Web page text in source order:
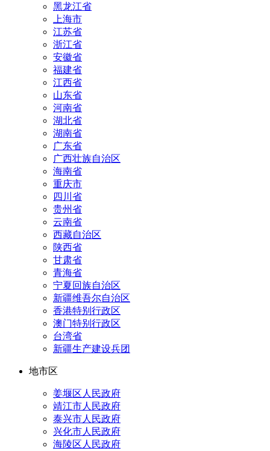
黑龙江省
上海市
江苏省
浙江省
安徽省
福建省
江西省
山东省
河南省
湖北省
湖南省
广东省
广西壮族自治区
海南省
重庆市
四川省
贵州省
云南省
西藏自治区
陕西省
甘肃省
青海省
宁夏回族自治区
新疆维吾尔自治区
香港特别行政区
澳门特别行政区
台湾省
新疆生产建设兵团
地市区
姜堰区人民政府
靖江市人民政府
泰兴市人民政府
兴化市人民政府
海陵区人民政府